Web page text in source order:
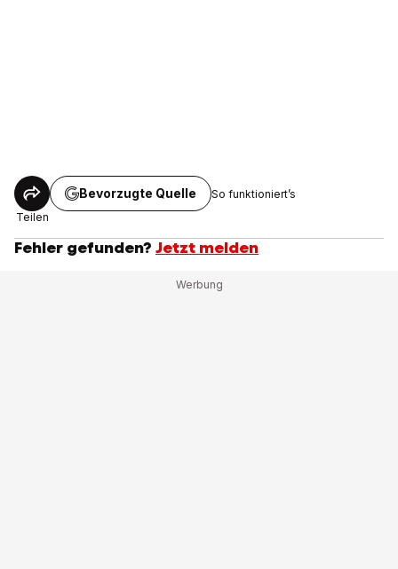
Teilen
Bevorzugte Quelle So funktioniert’s
Fehler gefunden? Jetzt melden